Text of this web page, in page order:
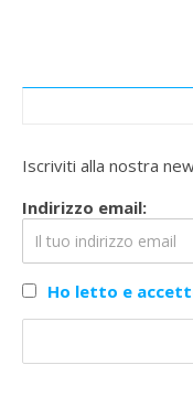
Iscriviti alla nostra
Indirizzo email:
Ho letto e